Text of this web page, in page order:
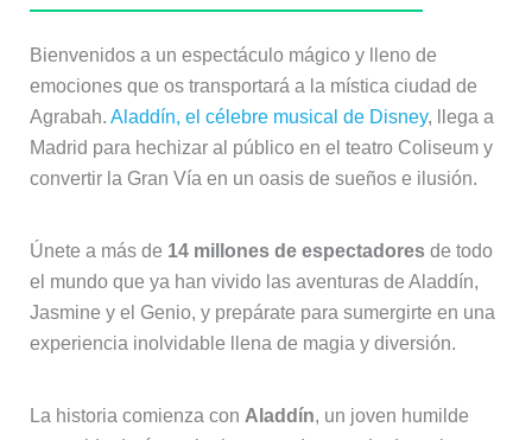
Bienvenidos a un espectáculo mágico y lleno de
emociones que os transportará a la mística ciudad de
Agrabah. Aladdín, el célebre musical de Disney, llega a
Madrid para hechizar al público en el teatro Coliseum y
convertir la Gran Vía en un oasis de sueños e ilusión.
Únete a más de 14 millones de espectadoresde todo
el mundo que ya han vivido las aventuras de Aladdín,
Jasmine y el Genio, y prepárate para sumergirte en una
experiencia inolvidable llena de magia y diversión.
La historia comienza con Aladdín, un joven humilde